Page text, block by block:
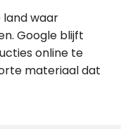
land waar
Google blijft
online te
materiaal dat